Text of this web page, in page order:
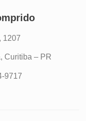
1207
Curitiba – PR
9717